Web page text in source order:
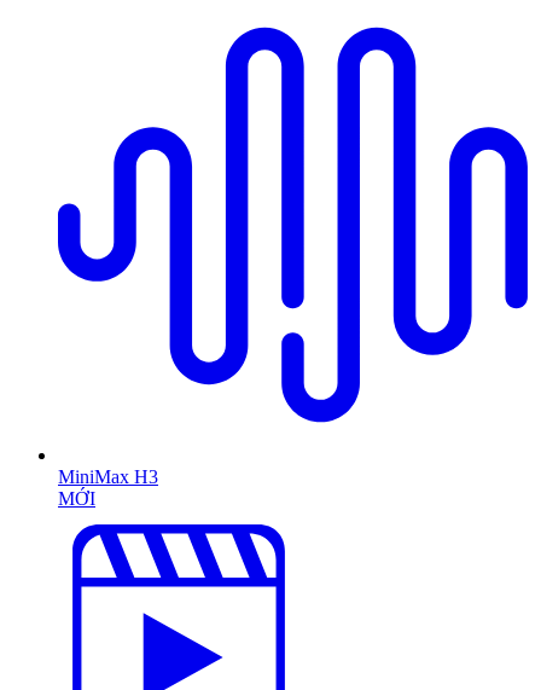
MiniMax H3
MỚI